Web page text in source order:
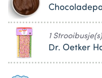
1 Strooibusje(s)
Dr. Oetker